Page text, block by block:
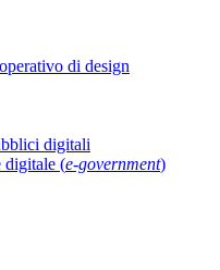
di design
digitali
digitale (e-government)